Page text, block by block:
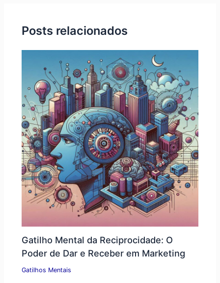
Posts relacionados
Gatilho Mental da Reciprocidade: O
Poder de Dar e Receber em Marketing
Gatilhos Mentais